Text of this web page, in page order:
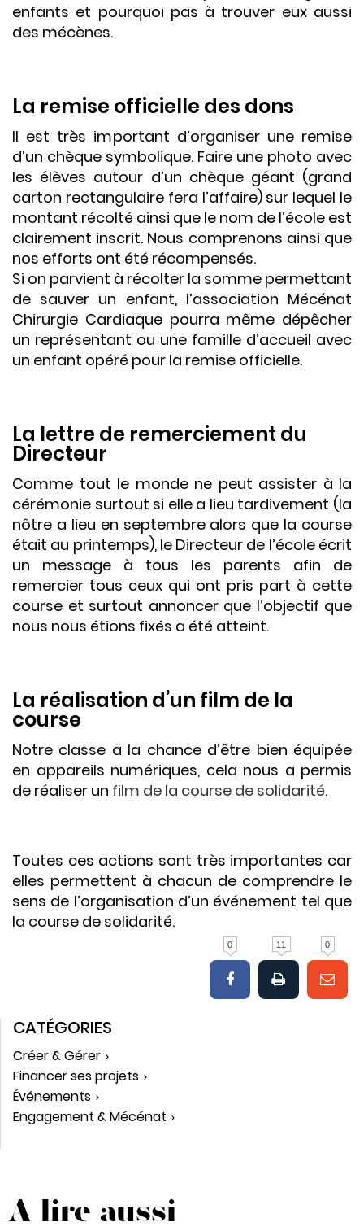
enfants et pourquoi pas à trouver eux aussi
des mécènes.
La remise officielle des dons
Il est très important d’organiser une remise
d’un chèque symbolique. Faire une photo avec
les élèves autour d’un chèque géant (grand
carton rectangulaire fera l’affaire) sur lequel le
montant récolté ainsi que le nom de l’école est
clairement inscrit. Nous comprenons ainsi que
nos efforts ont été récompensés.
Si on parvient à récolter la somme permettant
de sauver un enfant, l’association Mécénat
Chirurgie Cardiaque pourra même dépêcher
un représentant ou une famille d’accueil avec
un enfant opéré pour la remise officielle.
La lettre de remerciement du
Directeur
Comme tout le monde ne peut assister à la
cérémonie surtout si elle a lieu tardivement (la
nôtre a lieu en septembre alors que la course
était au printemps), le Directeur de l’école écrit
un message à tous les parents afin de
remercier tous ceux qui ont pris part à cette
course et surtout annoncer que l’objectif que
nous nous étions fixés a été atteint.
La réalisation d’un film de la
course
Notre classe a la chance d’être bien équipée
en appareils numériques, cela nous a permis
de réaliser un film de la course de solidarité.
Toutes ces actions sont très importantes car
elles permettent à chacun de comprendre le
sens de l’organisation d’un événement tel que
la course de solidarité.
0 11 0
CATÉGORIES
Créer & Gérer
Financer ses projets
Événements
Engagement & Mécénat
A lire aussi